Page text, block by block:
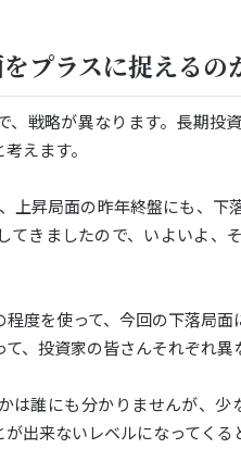
プラスに捉えるの
、戦略が異なります。長期投
えます。
上昇局面の昨年終盤にも、下
てきましたので、いよいよ、
度を使って、今回の下落局面
、投資家の皆さんそれぞれ異
は誰にも分かりませんが、
出来ないレベルになってくる